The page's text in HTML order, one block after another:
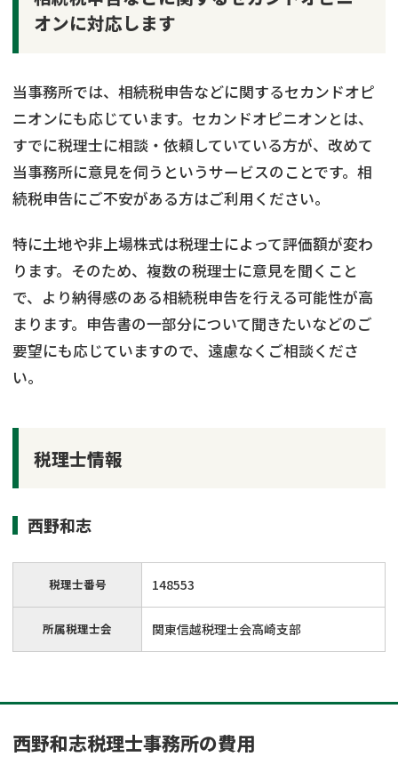
オンに対応します
当事務所では、相続税申告などに関するセカンドオピ
ニオンにも応じています。セカンドオピニオンとは、
すでに税理士に相談・依頼していている方が、改めて
当事務所に意見を伺うというサービスのことです。相
続税申告にご不安がある方はご利用ください。
特に土地や非上場株式は税理士によって評価額が変わ
ります。そのため、複数の税理士に意見を聞くこと
で、より納得感のある相続税申告を行える可能性が高
まります。申告書の一部分について聞きたいなどのご
要望にも応じていますので、遠慮なくご相談くださ
い。
税理士情報
西野和志
税理士番号 148553
所属税理士会 関東信越税理士会高崎支部
西野和志税理士事務所の費用